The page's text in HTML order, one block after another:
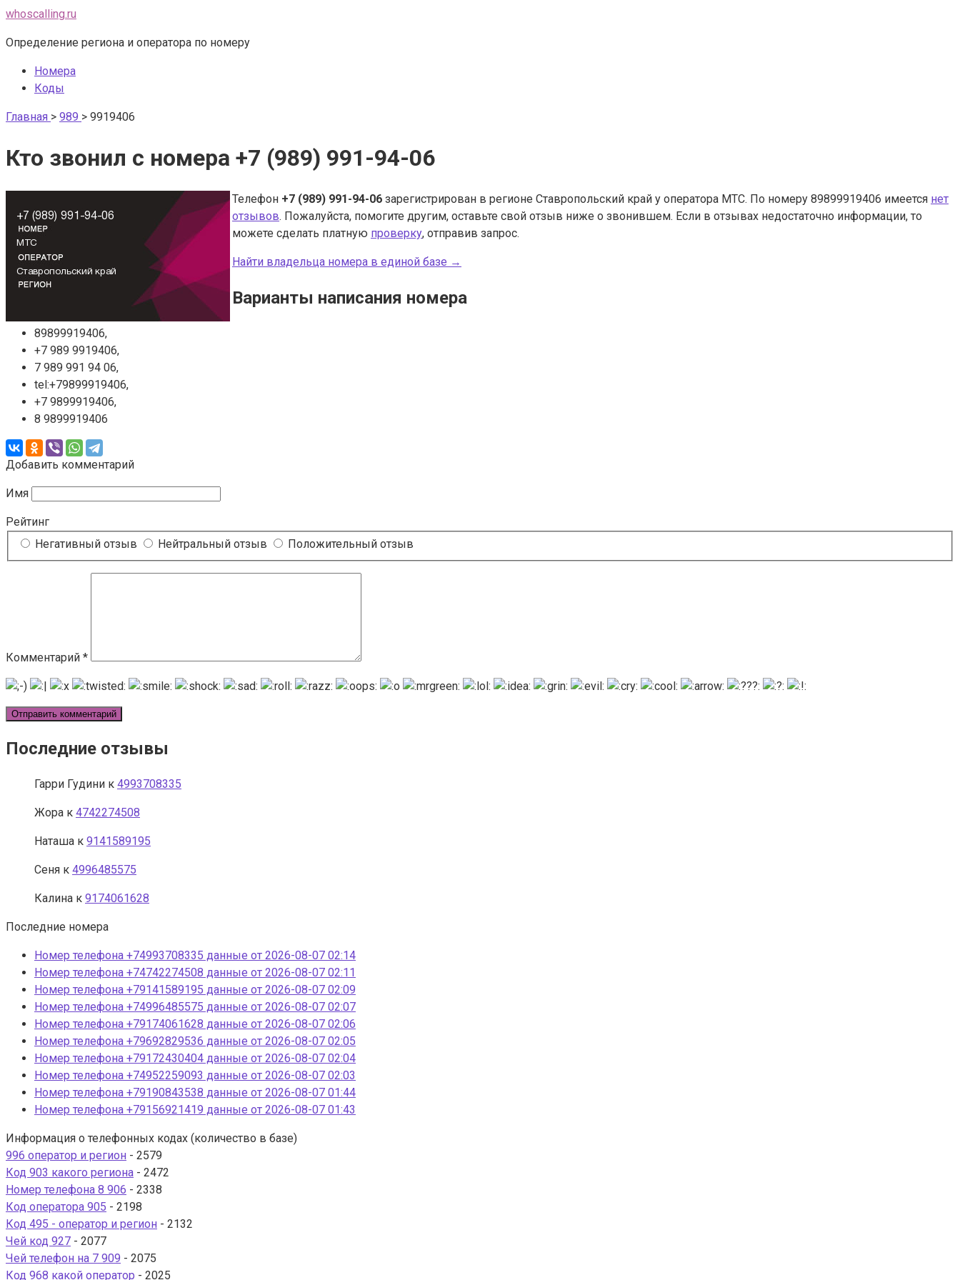
Перейти
контенту
whoscalling.ru
Определение региона и оператора по номеру
Номера
Коды
Главная > 989 > 9919406
Кто звонил с номера +7 (989) 991-94-06
Телефон +7 (989) 991-94-06 зарегистрирован в регионе Ставропольский край у оператора МТС. По номеру 89899919406 имеется нет
отзывов. Пожалуйста, помогите другим, оставьте свой отзыв ниже о звонившем. Если в отзывах недостаточно информации, то
можете сделать платную проверку, отправив запрос.
Найти владельца номера в единой базе →
Варианты написания номера
89899919406,
+7 989 9919406,
7 989 991 94 06,
tel:+79899919406,
+7 9899919406,
8 9899919406
Добавить комментарий
Имя
Рейтинг
Негативный отзыв
Нейтральный отзыв Положительный отзыв
Комментарий *
Последние отзывы
Гарри Гудини к 4993708335
Жора к 4742274508
Наташа к 9141589195
Сеня к 4996485575
Калина к 9174061628
Последние номера
Номер телефона +74993708335 данные от 2026-08-07 02:14
Номер телефона +74742274508 данные от 2026-08-07 02:11
Номер телефона +79141589195 данные от 2026-08-07 02:09
Номер телефона +74996485575 данные от 2026-08-07 02:07
Номер телефона +79174061628 данные от 2026-08-07 02:06
Номер телефона +79692829536 данные от 2026-08-07 02:05
Номер телефона +79172430404 данные от 2026-08-07 02:04
Номер телефона +74952259093 данные от 2026-08-07 02:03
Номер телефона +79190843538 данные от 2026-08-07 01:44
Номер телефона +79156921419 данные от 2026-08-07 01:43
Информация о телефонных кодах (количество в базе)
996 оператор и регион - 2579
Код 903 какого региона - 2472
Номер телефона 8 906 - 2338
Код оператора 905 - 2198
Код 495 - оператор и регион - 2132
Чей код 927 - 2077
Чей телефон на 7 909 - 2075
Код 968 какой оператор - 2025